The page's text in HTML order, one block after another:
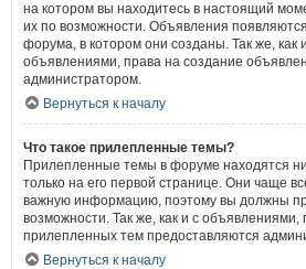
на котором вы находитесь в настоящий
их по возможности. Объявления
форума, в котором они созданы. Так же, как
объявлениями, права на создание
администратором.
Вернуться к началу
Что такое прилепленные темы?
Прилепленные темы в форуме находятся
только на его первой странице. Они чаще
важную информацию, поэтому вы должны
возможности. Так же, как и с объявлениями,
прилепленных тем предоставляются
Вернуться к началу